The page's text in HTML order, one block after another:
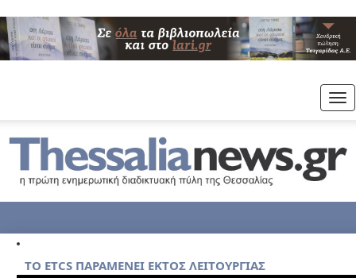
TΟ ETCS ΠΑΡΑΜΈΝΕΙ ΕΚΤΌΣ ΛΕΙΤΟΥΡΓΊΑΣ